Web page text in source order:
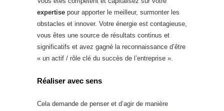
expertise pour apporter le meilleur, surmonter les
obstacles et innover. Votre énergie est contagieuse,
vous êtes une source de résultats continus et
significatifs et avez gagné la reconnaissance d’être
« un actif / rôle clé du succès de l’entreprise ».
Réaliser avec sens
Cela demande de penser et d’agir de manière